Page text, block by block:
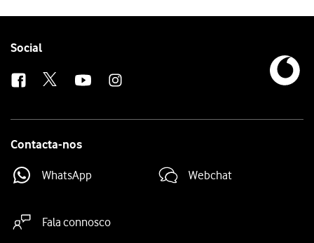
Follow
Social
Contacta-nos
WhatsApp Webchat
Fala connosco